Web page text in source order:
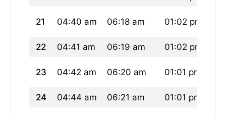
21 04:40 am 06:18 am 01:02 pm
22 04:41 am 06:19 am 01:02 pm
23 04:42 am 06:20 am 01:01 pm
24 04:44 am 06:21 am 01:01 pm